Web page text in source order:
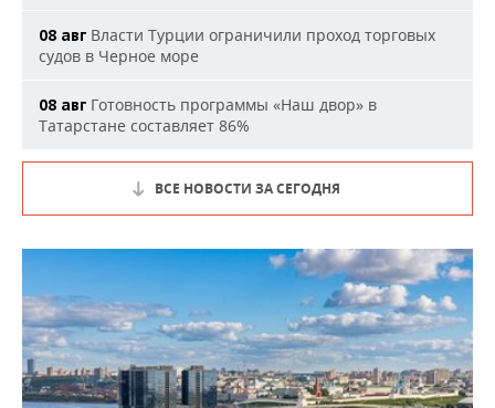
08 авг Власти Турции ограничили проход торговых
судов в Черное море
08 авг Готовность программы «Наш двор» в
Татарстане составляет 86%
ВСЕ НОВОСТИ ЗА СЕГОДНЯ